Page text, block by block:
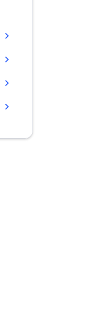
chevron_right
chevron_right
chevron_right
chevron_right